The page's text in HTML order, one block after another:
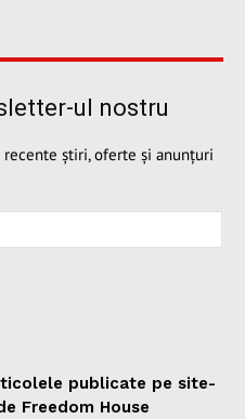
ul nostru
știri, oferte și anunțuri
publicate pe site-
Freedom House